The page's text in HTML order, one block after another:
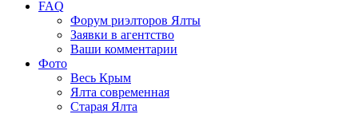
FAQ
Форум риэлторов Ялты
Заявки в агентство
Ваши комментарии
Фото
Весь Крым
Ялта современная
Старая Ялта